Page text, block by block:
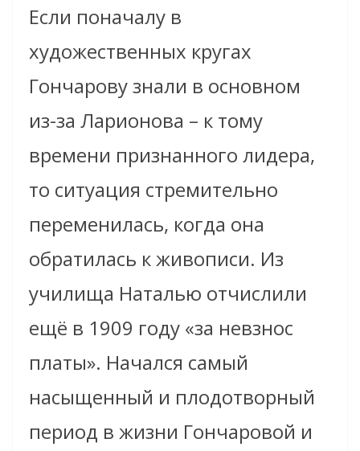
Если поначалу в
художественных кругах
Гончарову знали в основном
из-за Ларионова – к тому
времени признанного лидера,
то ситуация стремительно
переменилась, когда она
обратилась к живописи. Из
училища Наталью отчислили
ещё в 1909 году «за невзнос
платы». Начался самый
насыщенный и плодотворный
период в жизни Гончаровой и